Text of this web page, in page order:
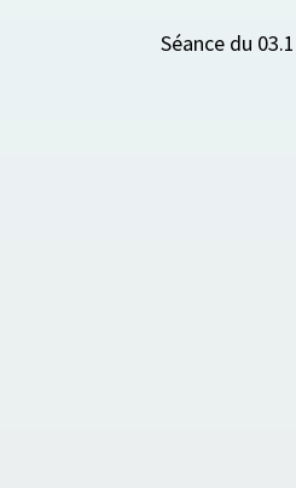
Séance du